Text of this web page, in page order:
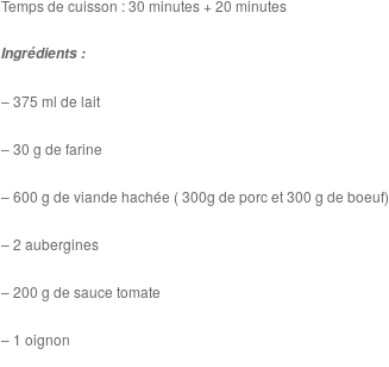
Temps de cuisson : 30 minutes + 20 minutes
Ingrédients :
– 375 ml de lait
– 30 g de farine
– 600 g de viande hachée ( 300g de porc et 300 g de boeuf)
– 2 aubergines
– 200 g de sauce tomate
– 1 oignon